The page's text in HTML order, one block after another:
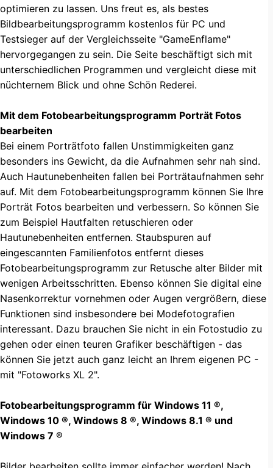
optimieren zu lassen. Uns freut es, als bestes
Bildbearbeitungsprogramm kostenlos für PC und
Testsieger auf der Vergleichsseite "GameEnflame"
hervorgegangen zu sein. Die Seite beschäftigt sich mit
unterschiedlichen Programmen und vergleicht diese mit
nüchternem Blick und ohne Schön Rederei.
Mit dem Fotobearbeitungsprogramm Porträt Fotos
bearbeiten
Bei einem Porträtfoto fallen Unstimmigkeiten ganz
besonders ins Gewicht, da die Aufnahmen sehr nah sind.
Auch Hautunebenheiten fallen bei Porträtaufnahmen sehr
auf. Mit dem Fotobearbeitungsprogramm können Sie Ihre
Porträt Fotos bearbeiten und verbessern. So können Sie
zum Beispiel Hautfalten retuschieren oder
Hautunebenheiten entfernen. Staubspuren auf
eingescannten Familienfotos entfernt dieses
Fotobearbeitungsprogramm zur Retusche alter Bilder mit
wenigen Arbeitsschritten. Ebenso können Sie digital eine
Nasenkorrektur vornehmen oder Augen vergrößern, diese
Funktionen sind insbesondere bei Modefotografien
interessant. Dazu brauchen Sie nicht in ein Fotostudio zu
gehen oder einen teuren Grafiker beschäftigen - das
können Sie jetzt auch ganz leicht an Ihrem eigenen PC -
mit "Fotoworks XL 2".
Fotobearbeitungsprogramm für Windows 11 ®,
Windows 10 ®, Windows 8 ®, Windows 8.1 ® und
Windows 7 ®